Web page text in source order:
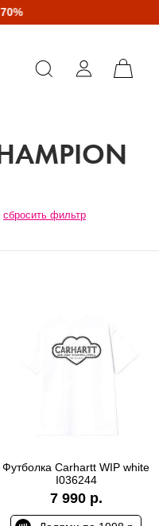
сбросить фильтр
Футболка Carhartt WIP white
I036244
7 990 р.